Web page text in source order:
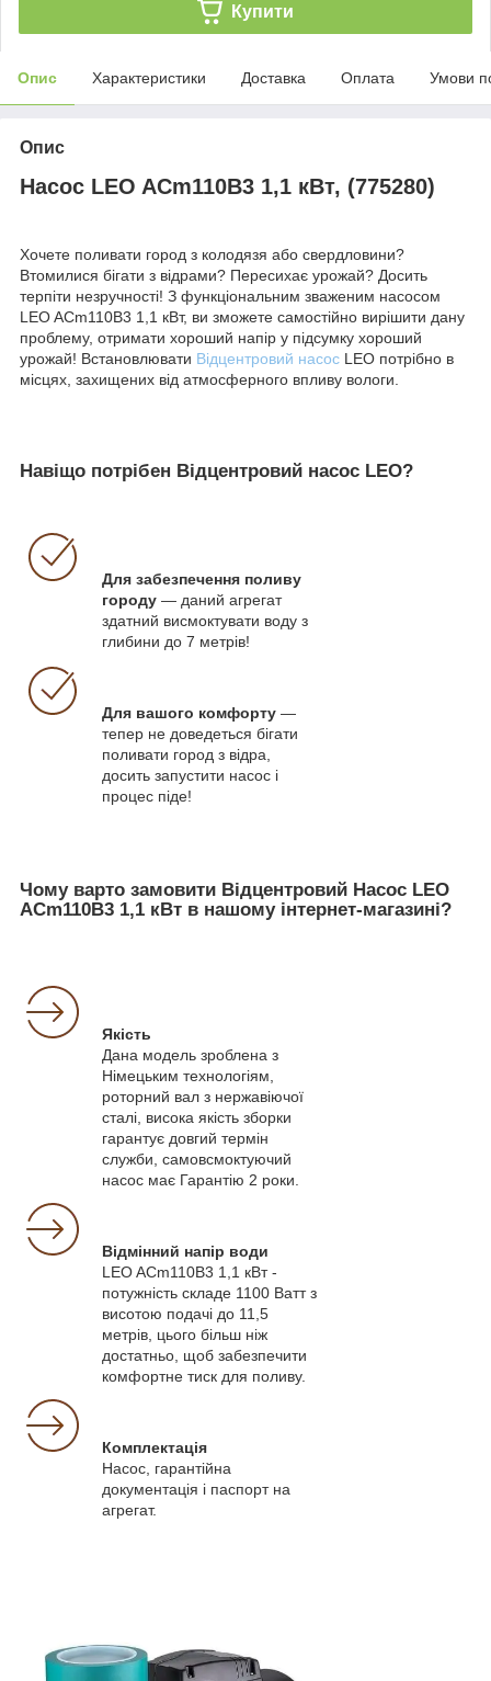
Купити
Опис Характеристики Доставка Оплата Умови
Опис
Насос LEO ACm110B3 1,1 кВт, (775280)
Хочете поливати город з колодязя або свердловини?
Втомилися бігати з відрами? Пересихає урожай? Досить
терпіти незручності! З функціональним зваженим насосом
LEO ACm110B3 1,1 кВт, ви зможете самостійно вирішити дану
проблему, отримати хороший напір у підсумку хороший
урожай! Встановлювати Відцентровий насос LEO потрібно в
місцях, захищених від атмосферного впливу вологи.
Навіщо потрібен Відцентровий насос LEO?
Для забезпечення поливу
городу — даний агрегат
здатний висмоктувати воду з
глибини до 7 метрів!
Для вашого комфорту —
тепер не доведеться бігати
поливати город з відра,
досить запустити насос і
процес піде!
Чому варто замовити Відцентровий Насос LEO
ACm110B3 1,1 кВт в нашому інтернет-магазині?
Якість
Дана модель зроблена з
Німецьким технологіям,
роторний вал з нержавіючої
сталі, висока якість зборки
гарантує довгий термін
служби, самовсмоктуючий
насос має Гарантію 2 роки.
Відмінний напір води
LEO ACm110B3 1,1 кВт -
потужність складе 1100 Ватт з
висотою подачі до 11,5
метрів, цього більш ніж
достатньо, щоб забезпечити
комфортне тиск для поливу.
Комплектація
Насос, гарантійна
документація і паспорт на
агрегат.